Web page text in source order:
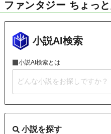
ファンタジー ちょっ
小説AI検索
小説AI検索とは
小説を探す